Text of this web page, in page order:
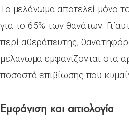
Το μελάνωμα αποτελεί μόνο
για το 65% των θανάτων.
περί αθεράπευτης,
μελάνωμα εμφανίζονται στα
ποσοστά επιβίωσης που
Εμφάνιση και αιτιολογία